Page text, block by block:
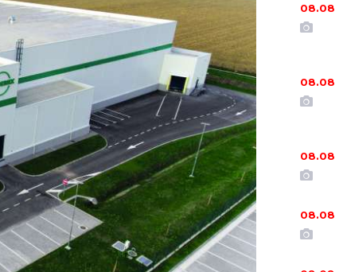
08.08
08.08
08.08
08.08